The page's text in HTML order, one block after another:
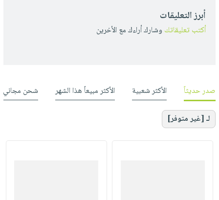
أبرز التعليقات
أكتب تعليقاتك وشارك أراءك مع الأخرين
صدر حديثاً الأكثر شعبية الأكثر مبيعاً هذا الشهر شحن مجاني
لـ [غير متوفر]